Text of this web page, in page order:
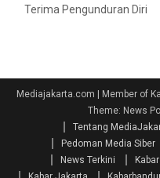
Terima Pengunduran Diri
Mediajakarta.com | Member of
Theme: News
Tentang
Pedoman Media Siber
News Terkini